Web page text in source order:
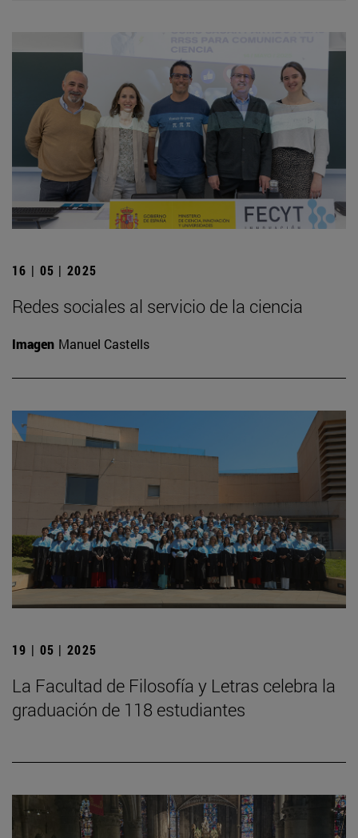
16 | 05 | 2025
Redes sociales al servicio de la ciencia
Imagen Manuel Castells
19 | 05 | 2025
La Facultad de Filosofía y Letras celebra la
graduación de 118 estudiantes